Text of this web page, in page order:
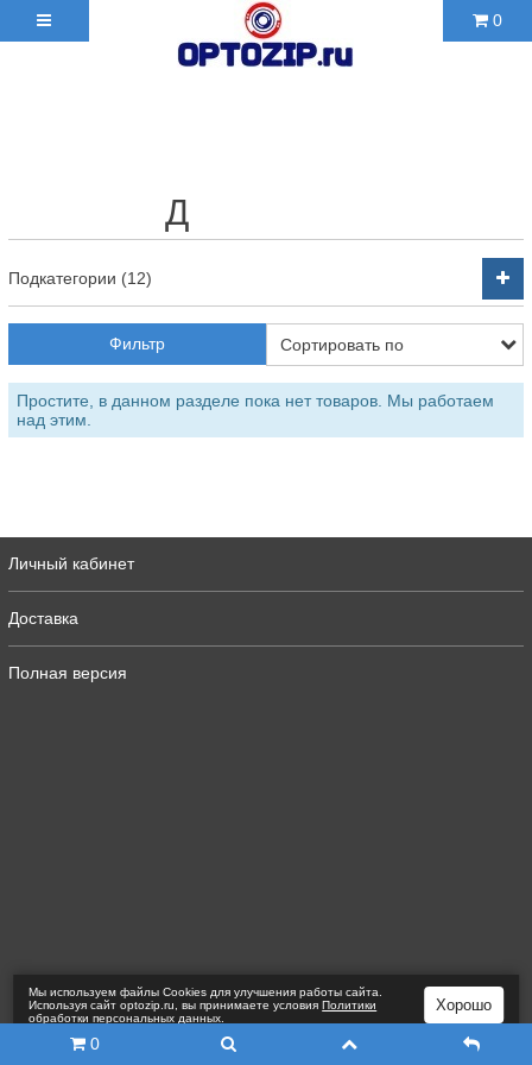
0
⠀⠀⠀⠀⠀⠀Д⠀⠀⠀⠀⠀⠀⠀
Подкатегории (12)
Фильтр
Простите, в данном разделе пока нет товаров. Мы работаем
над этим.
Личный кабинет
Доставка
Полная версия
0
Мы используем файлы Сookies для улучшения работы сайта.
Используя сайт optozip.ru, вы принимаете условияПолитики
обработки персональных данных
Хорошо